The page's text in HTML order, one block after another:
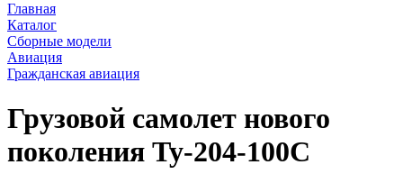
Главная
Каталог
Сборные модели
Авиация
Гражданская авиация
Грузовой самолет нового
поколения Ту-204-100С